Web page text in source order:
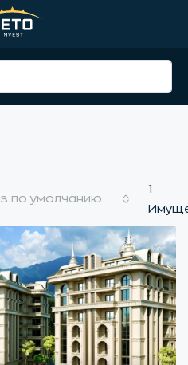
1
по умолчанию